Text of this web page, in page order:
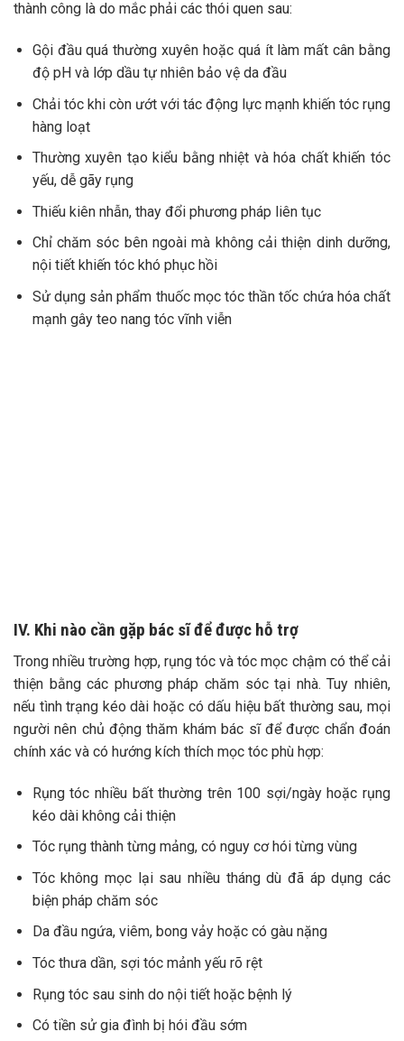
thành công là do mắc phải các thói quen sau:
Gội đầu quá thường xuyên hoặc quá ít làm mất cân bằng
độ pH và lớp dầu tự nhiên bảo vệ da đầu
Chải tóc khi còn ướt với tác động lực mạnh khiến tóc rụng
hàng loạt
Thường xuyên tạo kiểu bằng nhiệt và hóa chất khiến tóc
yếu, dễ gãy rụng
Thiếu kiên nhẫn, thay đổi phương pháp liên tục
Chỉ chăm sóc bên ngoài mà không cải thiện dinh dưỡng,
nội tiết khiến tóc khó phục hồi
Sử dụng sản phẩm thuốc mọc tóc thần tốc chứa hóa chất
mạnh gây teo nang tóc vĩnh viễn
IV. Khi nào cần gặp bác sĩ để được hỗ trợ
Trong nhiều trường hợp, rụng tóc và tóc mọc chậm có thể cải
thiện bằng các phương pháp chăm sóc tại nhà. Tuy nhiên,
nếu tình trạng kéo dài hoặc có dấu hiệu bất thường sau, mọi
người nên chủ động thăm khám bác sĩ để được chẩn đoán
chính xác và có hướng kích thích mọc tóc phù hợp:
Rụng tóc nhiều bất thường trên 100 sợi/ngày hoặc rụng
kéo dài không cải thiện
Tóc rụng thành từng mảng, có nguy cơ hói từng vùng
Tóc không mọc lại sau nhiều tháng dù đã áp dụng các
biện pháp chăm sóc
Da đầu ngứa, viêm, bong vảy hoặc có gàu nặng
Tóc thưa dần, sợi tóc mảnh yếu rõ rệt
Rụng tóc sau sinh do nội tiết hoặc bệnh lý
Có tiền sử gia đình bị hói đầu sớm